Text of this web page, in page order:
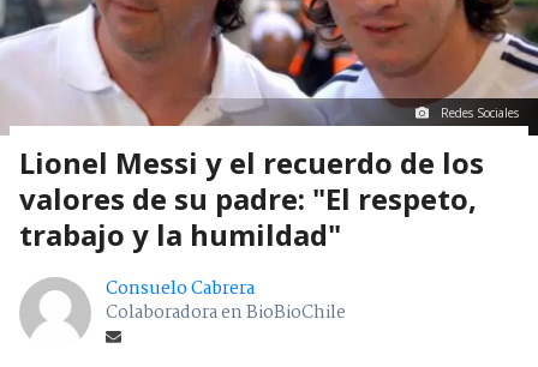
Redes Sociales
Lionel Messi y el recuerdo de los
valores de su padre: "El respeto,
trabajo y la humildad"
Consuelo Cabrera
Colaboradora en BioBioChile